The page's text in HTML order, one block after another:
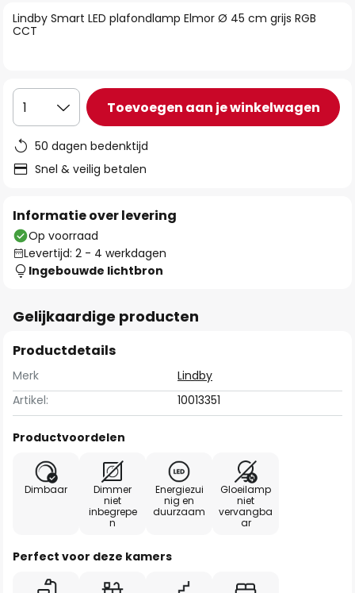
de
afbeeldingen-
Lindby Smart LED plafondlamp Elmor Ø 45 cm grijs RGB
CCT
1 Toevoegen aan je winkelwagen
50 dagen bedenktijd
Snel & veilig betalen
Informatie over levering
Op voorraad
Levertijd: 2 - 4 werkdagen
Ingebouwde lichtbron
Gelijkaardige producten
Productdetails
Merk
Lindby
Artikel:
10013351
Productvoordelen
Dimbaar
Dimmer
niet
inbegrepe
n
Energiezui
nig en
duurzaam
Gloeilamp
niet
vervangba
ar
Perfect voor deze kamers